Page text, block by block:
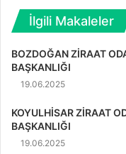
İlgili Makaleler
BOZDOĞAN ZİRAAT
BAŞKANLIĞI
19.06.2025
KOYULHİSAR ZİRAAT
BAŞKANLIĞI
19.06.2025